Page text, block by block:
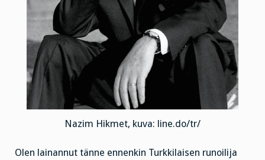
Nazim Hikmet, kuva: line.do/tr/
Olen lainannut tänne ennenkin Turkkilaisen runoilija